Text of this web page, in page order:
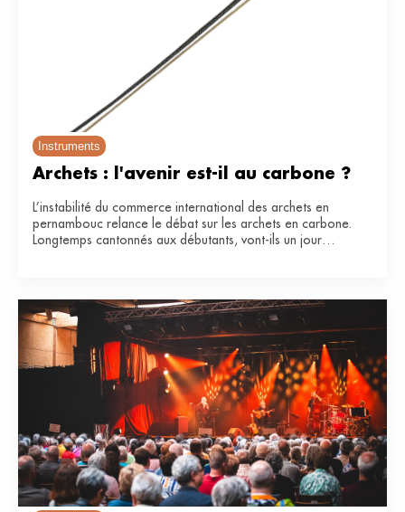
Instruments
Archets : l'avenir est-il au carbone ?
L’instabilité du commerce international des archets en
pernambouc relance le débat sur les archets en carbone.
Longtemps cantonnés aux débutants, vont-ils un jour